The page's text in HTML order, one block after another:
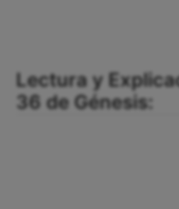
Lectura y
36 de Génesis: